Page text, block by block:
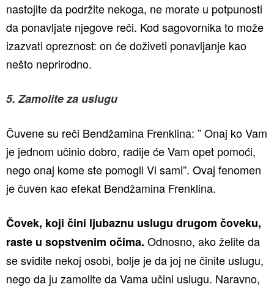
nastojite da podržite nekoga, ne morate u potpunosti
da ponavljate njegove reči. Kod sagovornika to može
izazvati opreznost: on će doživeti ponavljanje kao
nešto neprirodno.
5. Zamolite za uslugu
Čuvene su reči Bendžamina Frenklina: ” Onaj ko Vam
je jednom učinio dobro, radije će Vam opet pomoći,
nego onaj kome ste pomogli Vi sami”. Ovaj fenomen
je čuven kao efekat Bendžamina Frenklina.
Čovek, koji čini ljubaznu uslugu drugom čoveku,
raste u sopstvenim očima. Odnosno, ako želite da
se svidite nekoj osobi, bolje je da joj ne činite uslugu,
nego da ju zamolite da Vama učini uslugu. Naravno,